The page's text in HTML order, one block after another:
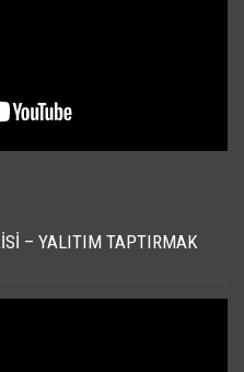
– YALITIM TAPTIRMAK